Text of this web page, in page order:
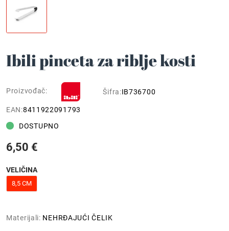
Ibili pinceta za riblje kosti
Proizvođač: Šifra:IB736700
EAN:8411922091793
DOSTUPNO
6,50 €
VELIČINA
8,5 CM
Materijali: NEHRĐAJUĆI ČELIK